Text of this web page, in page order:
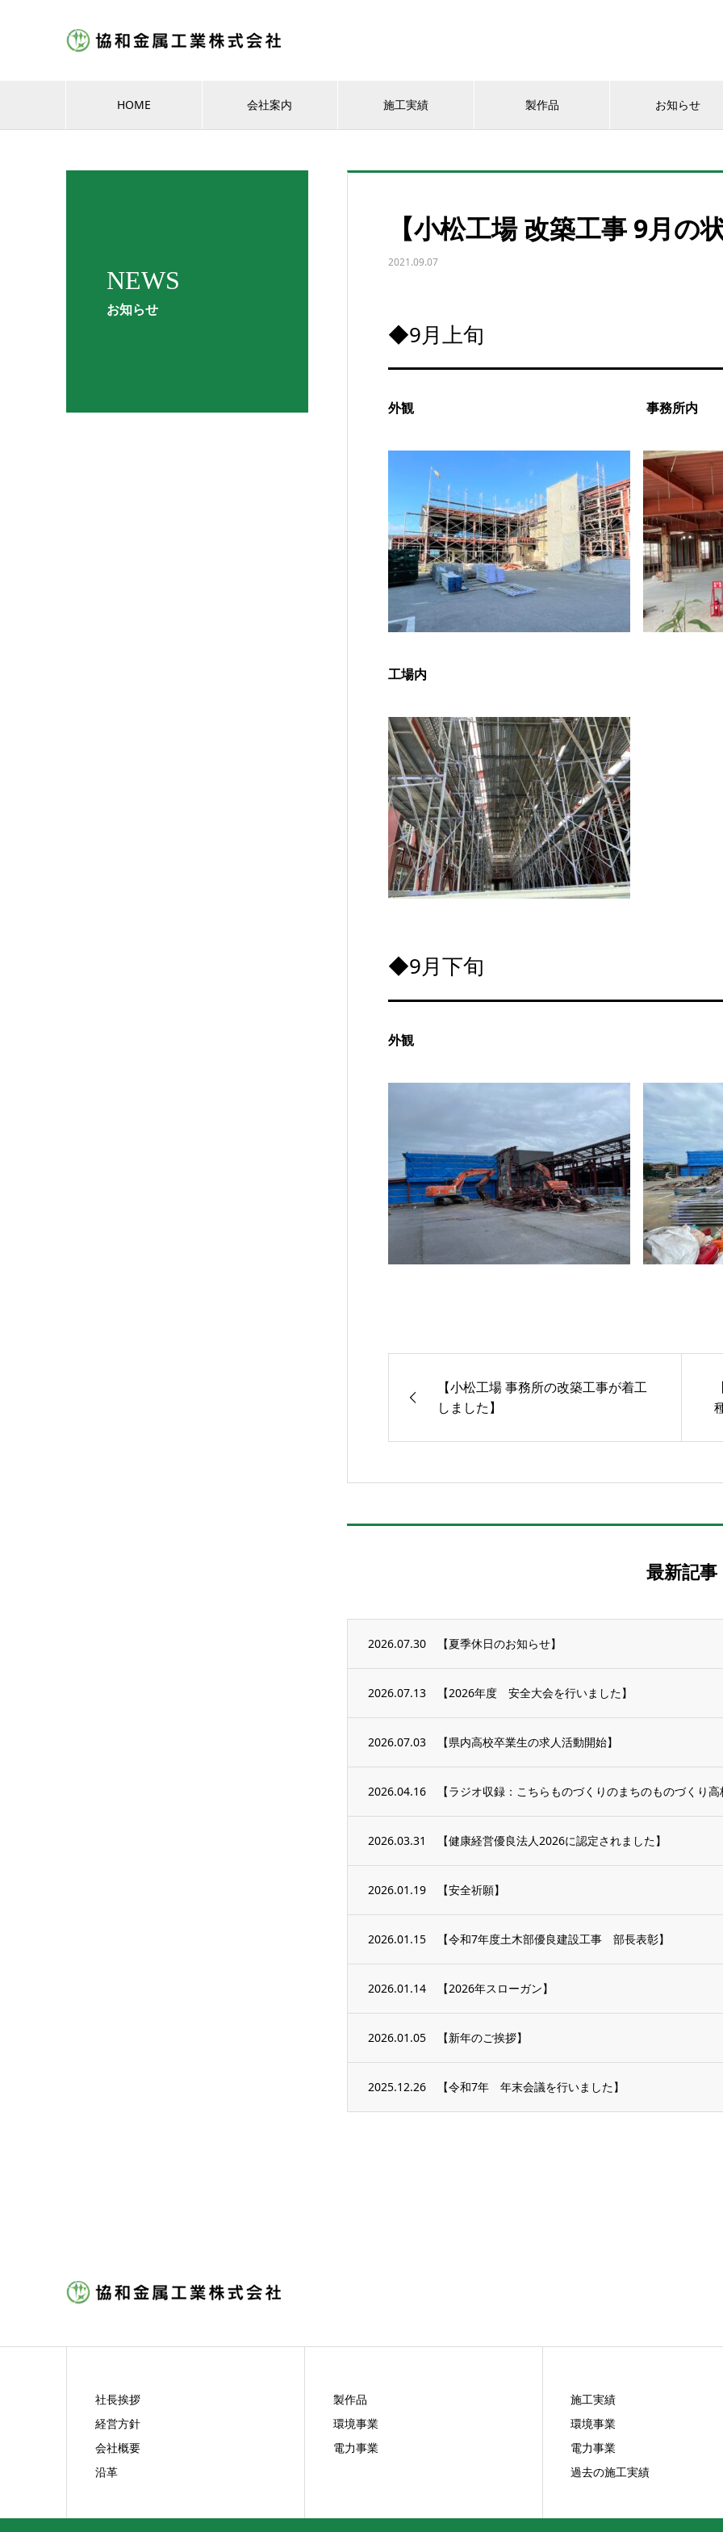
HOME 会社案内 施工実績 製作品 お知らせ
NEWS
お知らせ
【小松工場 改築工事 9月の
2021.09.07
◆9月上旬
外観 事務所内
工場内
◆9月下旬
外観
【小松工場 事務所の改築工事が着工
しました】
最新記事
2026.07.30 【夏季休日のお知らせ】
2026.07.13 【2026年度 安全大会を行いました】
2026.07.03 【県内高校卒業生の求人活動開始】
2026.04.16 【ラジオ収録：こちらものづくりのまちのものづくり
2026.03.31 【健康経営優良法人2026に認定されました】
2026.01.19 【安全祈願】
2026.01.15 【令和7年度土木部優良建設工事 部長表彰】
2026.01.14 【2026年スローガン】
2026.01.05 【新年のご挨拶】
2025.12.26 【令和7年 年末会議を行いました】
社長挨拶
経営方針
会社概要
沿革
製作品
環境事業
電力事業
施工実績
環境事業
電力事業
過去の施工実績